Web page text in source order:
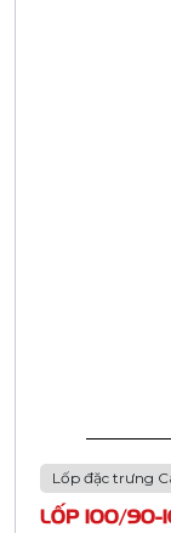
Lốp đặc trưng
LỐP 100/90-